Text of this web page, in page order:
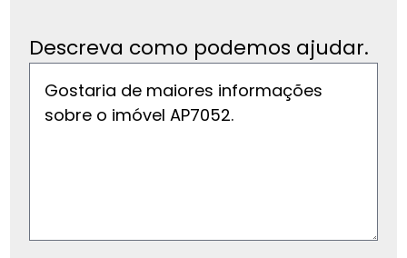
Descreva como podemos ajudar.